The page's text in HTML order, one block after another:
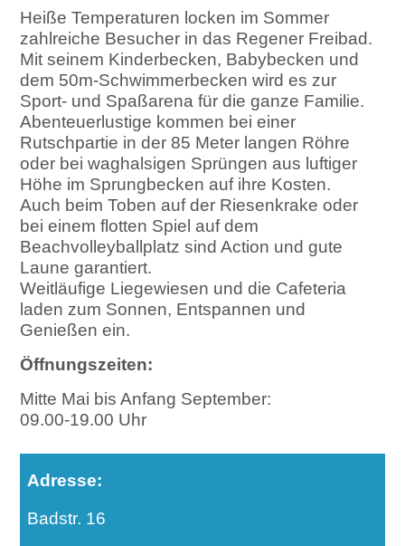
Heiße Temperaturen locken im Sommer
zahlreiche Besucher in das Regener Freibad.
Mit seinem Kinderbecken, Babybecken und
dem 50m-Schwimmerbecken wird es zur
Sport- und Spaßarena für die ganze Familie.
Abenteuerlustige kommen bei einer
Rutschpartie in der 85 Meter langen Röhre
oder bei waghalsigen Sprüngen aus luftiger
Höhe im Sprungbecken auf ihre Kosten.
Auch beim Toben auf der Riesenkrake oder
bei einem flotten Spiel auf dem
Beachvolleyballplatz sind Action und gute
Laune garantiert.
Weitläufige Liegewiesen und die Cafeteria
laden zum Sonnen, Entspannen und
Genießen ein.
Öffnungszeiten:
Mitte Mai bis Anfang September:
09.00-19.00 Uhr
Adresse:
Badstr. 16